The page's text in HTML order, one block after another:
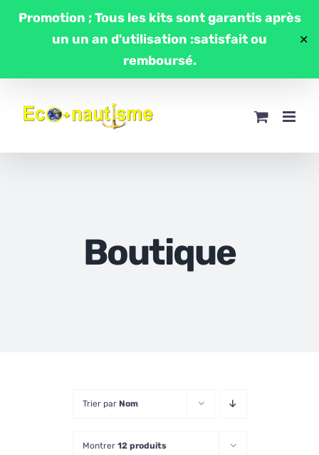
PasserPromotion ; Tous les kits sont garantis après
un un an d'utilisation :satisfait ou
remboursé.
✕
Boutique
Trier par Nom
Montrer 12 produits